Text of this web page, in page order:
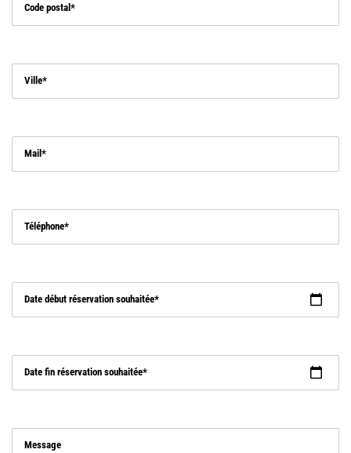
Code postal
Ville
Mail
Téléphone
Date début réservation souhaitée
Date fin réservation souhaitée
Message